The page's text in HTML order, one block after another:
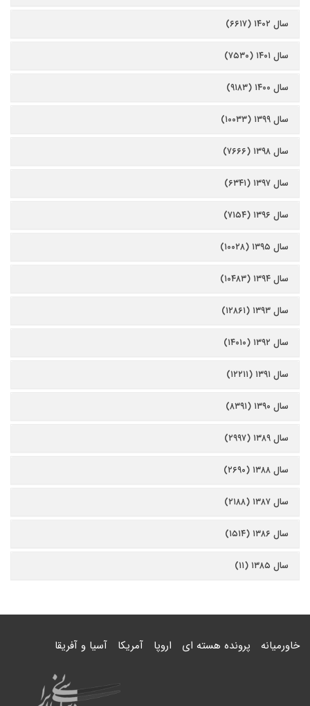
سال ۱۴۰۲ (۶۶۱۷)
سال ۱۴۰۱ (۷۵۳۰)
سال ۱۴۰۰ (۹۱۸۳)
سال ۱۳۹۹ (۱۰۰۳۳)
سال ۱۳۹۸ (۷۶۶۶)
سال ۱۳۹۷ (۶۳۴۱)
سال ۱۳۹۶ (۷۱۵۴)
سال ۱۳۹۵ (۱۰۰۲۸)
سال ۱۳۹۴ (۱۰۴۸۳)
سال ۱۳۹۳ (۱۲۸۶۱)
سال ۱۳۹۲ (۱۴۰۱۰)
سال ۱۳۹۱ (۱۲۲۱۱)
سال ۱۳۹۰ (۸۳۹۱)
سال ۱۳۸۹ (۲۹۹۷)
سال ۱۳۸۸ (۲۶۹۰)
سال ۱۳۸۷ (۲۱۸۸)
سال ۱۳۸۶ (۱۵۱۴)
سال ۱۳۸۵ (۱۱)
خاورمیانه پرونده هسته ای اروپا آمریکا آسیا و آفریقا